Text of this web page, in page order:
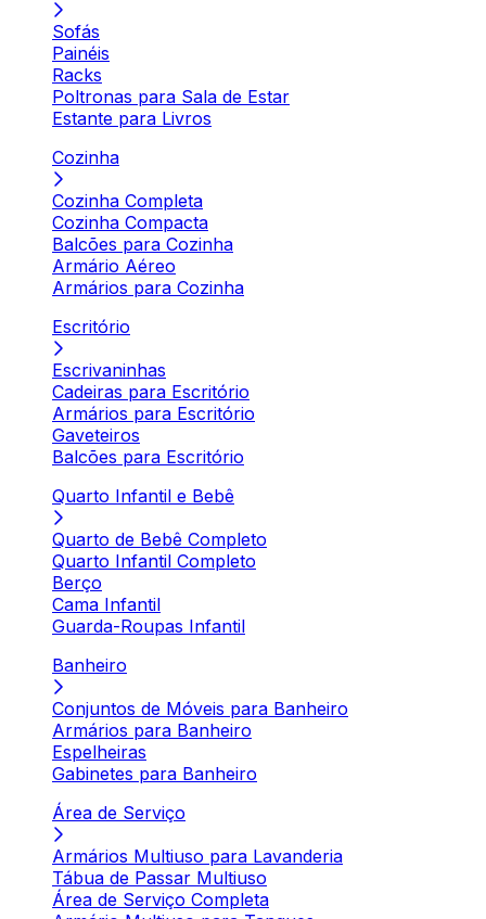
Sofás
Painéis
Racks
Poltronas para Sala de Estar
Estante para Livros
Cozinha
Cozinha Completa
Cozinha Compacta
Balcões para Cozinha
Armário Aéreo
Armários para Cozinha
Escritório
Escrivaninhas
Cadeiras para Escritório
Armários para Escritório
Gaveteiros
Balcões para Escritório
Quarto Infantil e Bebê
Quarto de Bebê Completo
Quarto Infantil Completo
Berço
Cama Infantil
Guarda-Roupas Infantil
Banheiro
Conjuntos de Móveis para Banheiro
Armários para Banheiro
Espelheiras
Gabinetes para Banheiro
Área de Serviço
Armários Multiuso para Lavanderia
Tábua de Passar Multiuso
Área de Serviço Completa